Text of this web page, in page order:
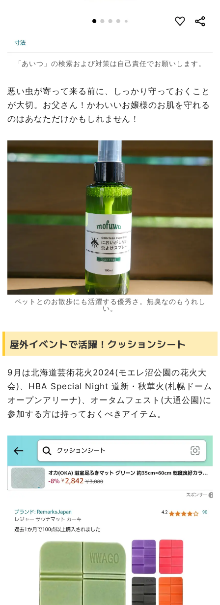
「あいつ」の検索および対策は自己責任でお願いします。
悪い虫が寄って来る前に、しっかり守っておくこと
が大切。お父さん！かわいいお嬢様のお肌を守れる
のはあなただけかもしれません！
ペットとのお散歩にも活躍する優秀さ。無臭なのもうれし
い。
屋外イベントで活躍！クッションシート
9月は北海道芸術花火2024(モエレ沼公園の花火大
会)、HBA Special Night 道新・秋華火(札幌ドーム
オープンアリーナ)、オータムフェスト(大通公園)に
参加する方は持っておくべきアイテム。